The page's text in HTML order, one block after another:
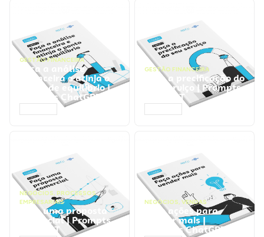
GESTÃO FINANCEIRA
Faça a análise
financeira e atinja o
ponto de equilíbrio |
Prompts ChatGPT
GESTÃO FINANCEIRA
Faça a precificação do
seu serviço | Prompts
ChatGPT
NEGÓCIOS, PROCESSOS
EMPRESARIAIS
Faça uma proposta
comercial | Prompts
ChatGPT
NEGÓCIOS, VENDAS
Faça ações para
vender mais |
Prompts ChatGPT